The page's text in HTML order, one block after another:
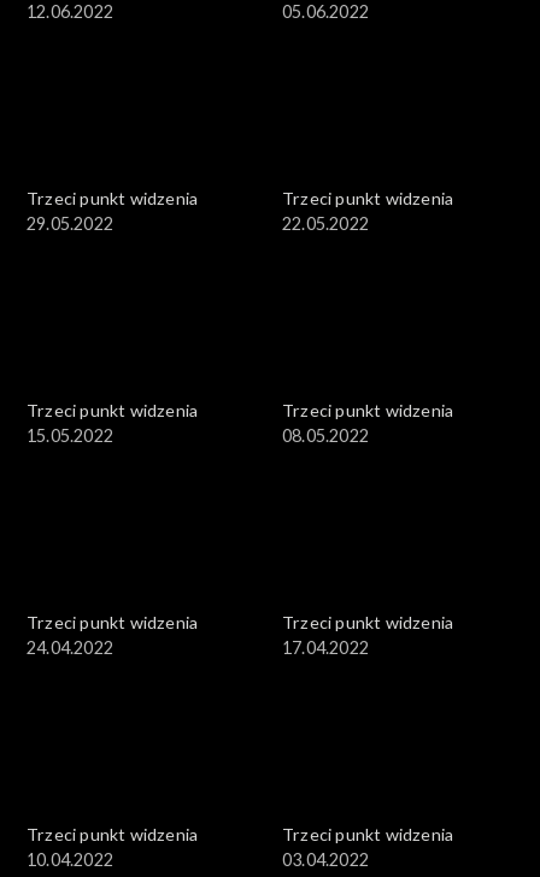
12.06.2022
05.06.2022
Trzeci punkt widzenia
29.05.2022
Trzeci punkt widzenia
22.05.2022
Trzeci punkt widzenia
15.05.2022
Trzeci punkt widzenia
08.05.2022
Trzeci punkt widzenia
24.04.2022
Trzeci punkt widzenia
17.04.2022
Trzeci punkt widzenia
10.04.2022
Trzeci punkt widzenia
03.04.2022